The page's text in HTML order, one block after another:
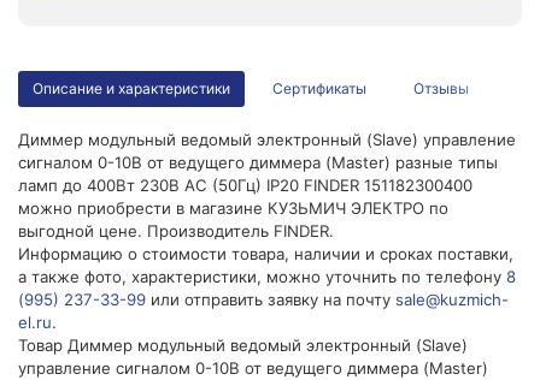
Описание и характеристики Сертификаты Отзывы
Диммер модульный ведомый электронный (Slave) управление
сигналом 0-10В от ведущего диммера (Master) разные типы
ламп до 400Вт 230В AC (50Гц) IP20 FINDER 151182300400
можно приобрести в магазине КУЗЬМИЧ ЭЛЕКТРО по
выгодной цене. Производитель FINDER.
Информацию о стоимости товара, наличии и сроках поставки,
а также фото, характеристики, можно уточнить по телефону 8
(995) 237-33-99 или отправить заявку на почту sale@kuzmich-
el.ru.
Товар Диммер модульный ведомый электронный (Slave)
управление сигналом 0-10В от ведущего диммера (Master)